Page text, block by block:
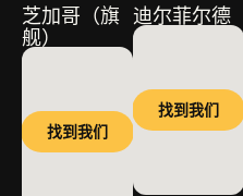
芝加哥（旗
舰）
找到我们
迪尔菲尔德
找到我们